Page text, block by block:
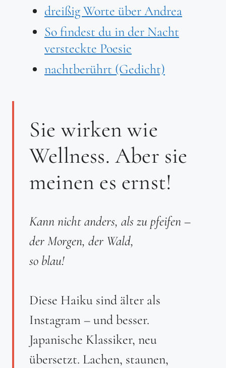
dreißig Worte über Andrea
So findest du in der Nacht
versteckte Poesie
nachtberührt (Gedicht)
Sie wirken wie
Wellness. Aber sie
meinen es ernst!
Kann nicht anders, als zu pfeifen –
der Morgen, der Wald,
so blau!
Diese Haiku sind älter als
Instagram – und besser.
Japanische Klassiker, neu
übersetzt. Lachen, staunen,